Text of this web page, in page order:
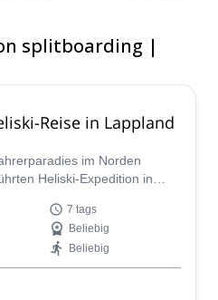
einem Splitboard loszuziehen
Wildnis des Landes zu
Share.com: Über 1500
als 8000 verschiedene
Sie aus unserer Auswahl an
Die Berge rufen!
splitboarding |
Reise in Lappland
im Norden
Heliski-Expedition in
7 tags
Beliebig
Beliebig